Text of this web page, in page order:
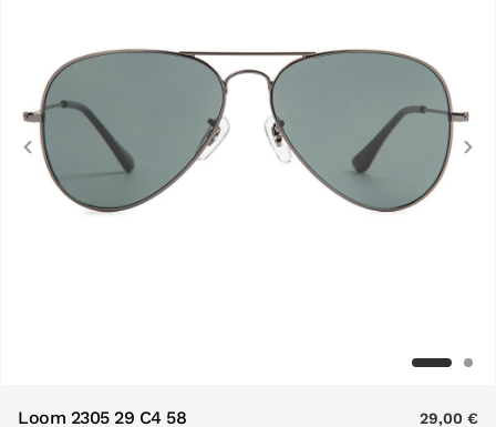
Previous
Loom 2305 29 C4 58 29,00 €